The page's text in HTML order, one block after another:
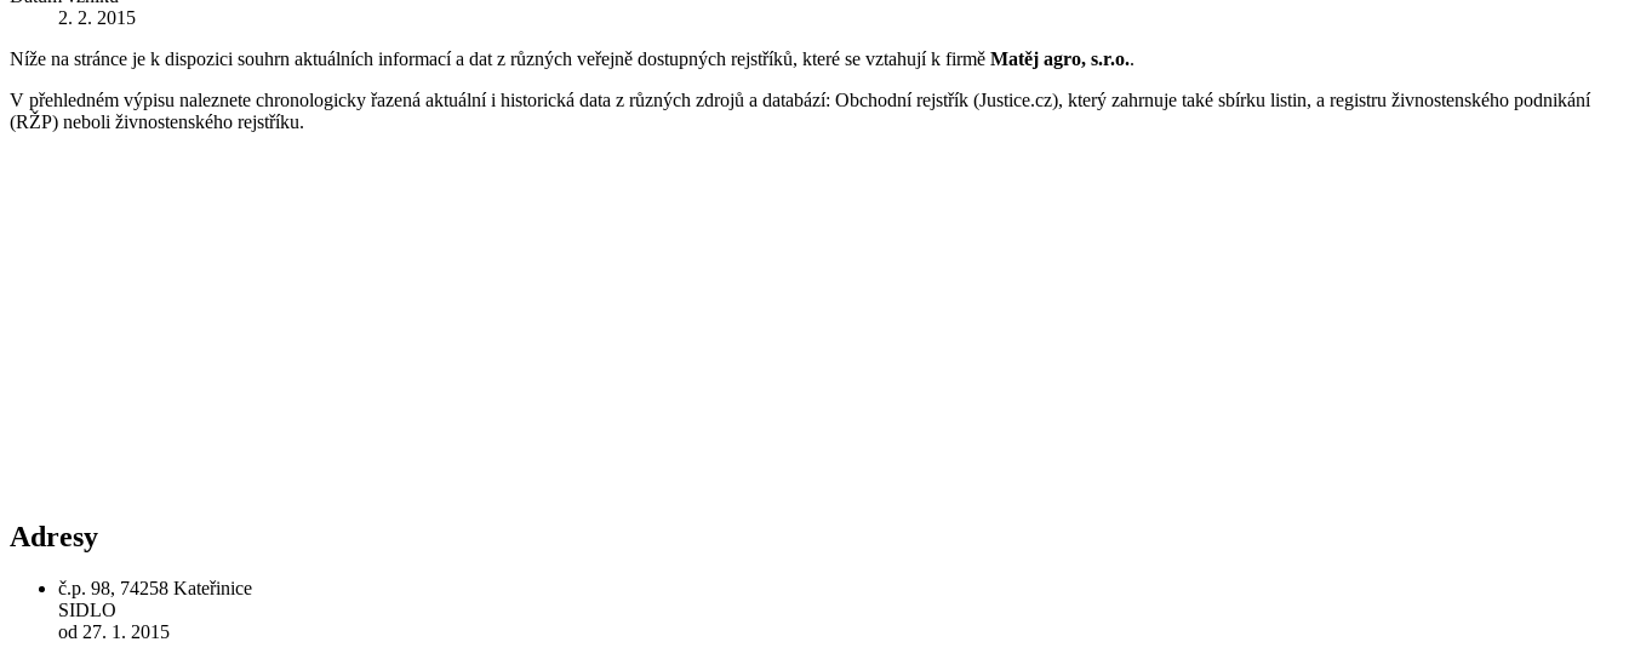
2. 2. 2015
Níže na stránce je k dispozici souhrn aktuálních informací a dat z různých veřejně dostupných rejstříků, které se vztahují k firmě Matěj agro, s.r.o..
V přehledném výpisu naleznete chronologicky řazená aktuální i historická data z různých zdrojů a databází: Obchodní rejstřík (Justice.cz), který zahrnuje také sbírku listin, a registru živnostenského podnikání
(RŽP) neboli živnostenského rejstříku.
Adresy
č.p. 98, 74258 Kateřinice
SIDLO
od 27. 1. 2015